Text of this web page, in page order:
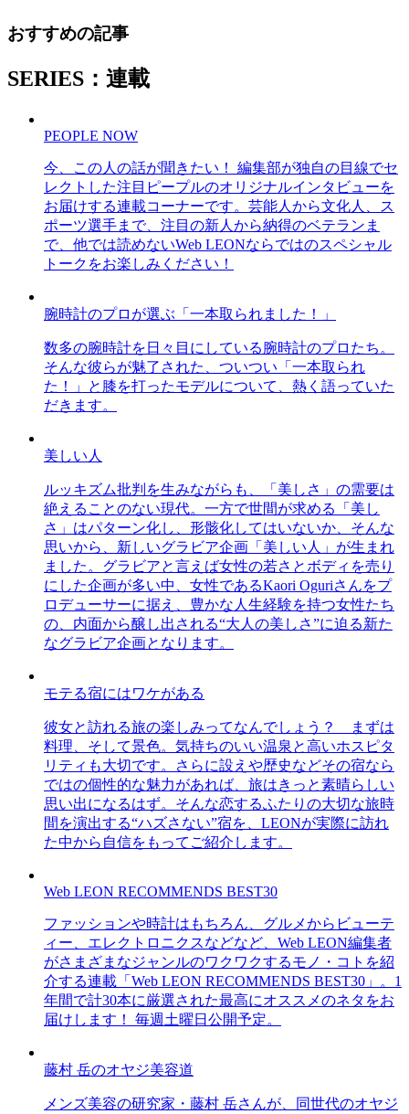
おすすめの記事
SERIES：連載
PEOPLE NOW
今、この人の話が聞きたい！ 編集部が独自の目線でセ
レクトした注目ピープルのオリジナルインタビューを
お届けする連載コーナーです。芸能人から文化人、ス
ポーツ選手まで、注目の新人から納得のベテランま
で、他では読めないWeb LEONならではのスペシャル
トークをお楽しみください！
腕時計のプロが選ぶ「一本取られました！」
数多の腕時計を日々目にしている腕時計のプロたち。
そんな彼らが魅了された、ついつい「一本取られ
た！」と膝を打ったモデルについて、熱く語っていた
だきます。
美しい人
ルッキズム批判を生みながらも、「美しさ」の需要は
絶えることのない現代。一方で世間が求める「美し
さ」はパターン化し、形骸化してはいないか、そんな
思いから、新しいグラビア企画「美しい人」が生まれ
ました。グラビアと言えば女性の若さとボディを売り
にした企画が多い中、女性であるKaori Oguriさんをプ
ロデューサーに据え、豊かな人生経験を持つ女性たち
の、内面から醸し出される“大人の美しさ”に迫る新た
なグラビア企画となります。
モテる宿にはワケがある
彼女と訪れる旅の楽しみってなんでしょう？ まずは
料理、そして景色。気持ちのいい温泉と高いホスピタ
リティも大切です。さらに設えや歴史などその宿なら
ではの個性的な魅力があれば、旅はきっと素晴らしい
思い出になるはず。そんな恋するふたりの大切な旅時
間を演出する“ハズさない”宿を、LEONが実際に訪れ
た中から自信をもってご紹介します。
Web LEON RECOMMENDS BEST30
ファッションや時計はもちろん、グルメからビューテ
ィー、エレクトロニクスなどなど、Web LEON編集者
がさまざまなジャンルのワクワクするモノ・コトを紹
介する連載「Web LEON RECOMMENDS BEST30」。1
年間で計30本に厳選された最高にオススメのネタをお
届けします！ 毎週土曜日公開予定。
藤村 岳のオヤジ美容道
メンズ美容の研究家・藤村 岳さんが、同世代のオヤジ